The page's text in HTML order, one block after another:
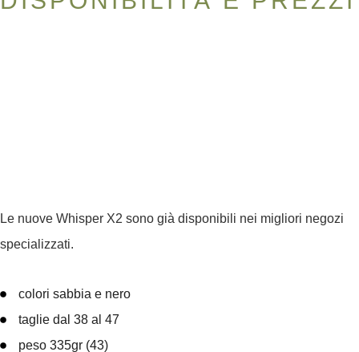
Le nuove Whisper X2 sono già disponibili nei migliori negozi
specializzati.
colori sabbia e nero
taglie dal 38 al 47
peso 335gr (43)